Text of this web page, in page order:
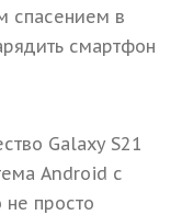
спасением в
смартфон
Galaxy S21
Android с
просто